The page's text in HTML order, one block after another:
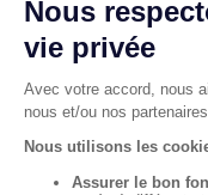
Initiative
Réseaux
BGE.